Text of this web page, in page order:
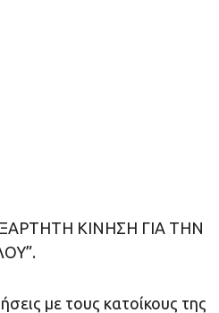
ΚΙΝΗΣΗ ΓΙΑ ΤΗΝ
με τους κατοίκους της